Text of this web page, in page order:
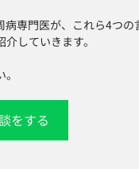
病専門医が、これら4つの
していきます。
をする